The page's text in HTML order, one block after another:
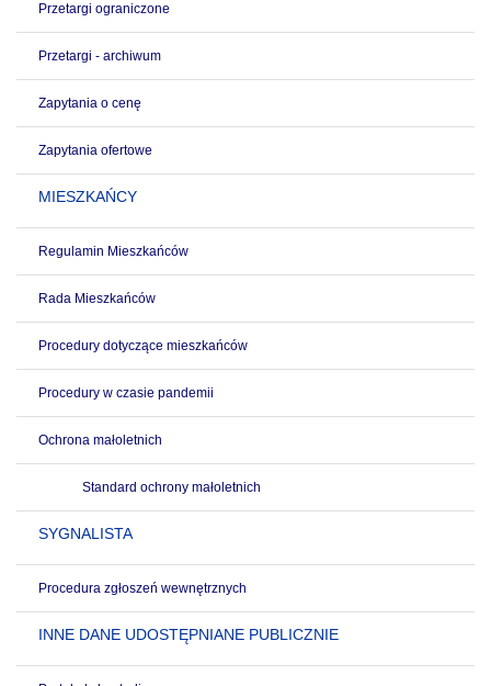
Przetargi ograniczone
Przetargi - archiwum
Zapytania o cenę
Zapytania ofertowe
MIESZKAŃCY
Regulamin Mieszkańców
Rada Mieszkańców
Procedury dotyczące mieszkańców
Procedury w czasie pandemii
Ochrona małoletnich
Standard ochrony małoletnich
SYGNALISTA
Procedura zgłoszeń wewnętrznych
INNE DANE UDOSTĘPNIANE PUBLICZNIE